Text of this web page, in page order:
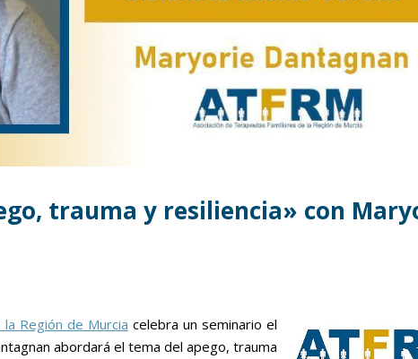
trauma y resiliencia» con
Región de Murcia celebra un seminario el
abordará el tema del apego, trauma